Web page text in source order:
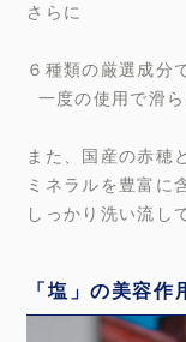
さらに
６種類の厳選成分
一度の使用で滑
また、国産の赤穂
ミネラルを豊富に
しっかり洗い流し
「塩」の美容作